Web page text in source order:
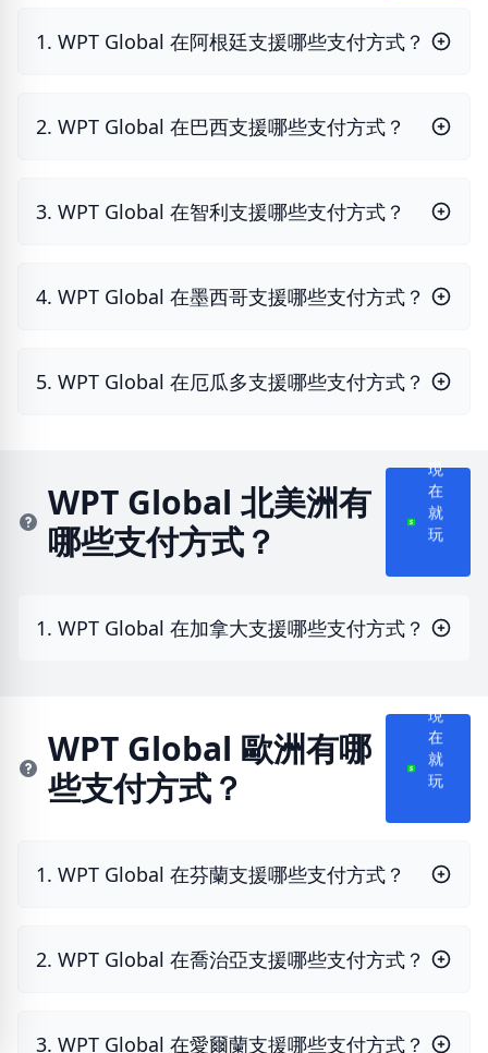
1. WPT Global 在阿根廷支援哪些支付方式？
2. WPT Global 在巴西支援哪些支付方式？
3. WPT Global 在智利支援哪些支付方式？
4. WPT Global 在墨西哥支援哪些支付方式？
5. WPT Global 在厄瓜多支援哪些支付方式？
WPT Global 北美洲有
哪些支付方式？
現
在
就
玩
1. WPT Global 在加拿大支援哪些支付方式？
WPT Global 歐洲有哪
些支付方式？
現
在
就
玩
1. WPT Global 在芬蘭支援哪些支付方式？
2. WPT Global 在喬治亞支援哪些支付方式？
3. WPT Global 在愛爾蘭支援哪些支付方式？